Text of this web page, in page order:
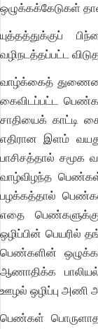
ஒழுக்கக்கேடுகள்
யுத்தத்துக்குப்
வழிநடத்தப்பட்ட
வாழ்க்கைத்
கைவிடப்பட்ட
சாதியைக் காட்டி
எதிரான இளம்
பாசிசத்தால்
வாழ்விழந்த
பழக்கத்தால்
எதை பெண்களுக்கு
ஒழிப்பின் பெயரில்
பெண்களின்
ஆணாதிக்க
ஊழல் ஒழிப்பு அணி
பெண்கள்